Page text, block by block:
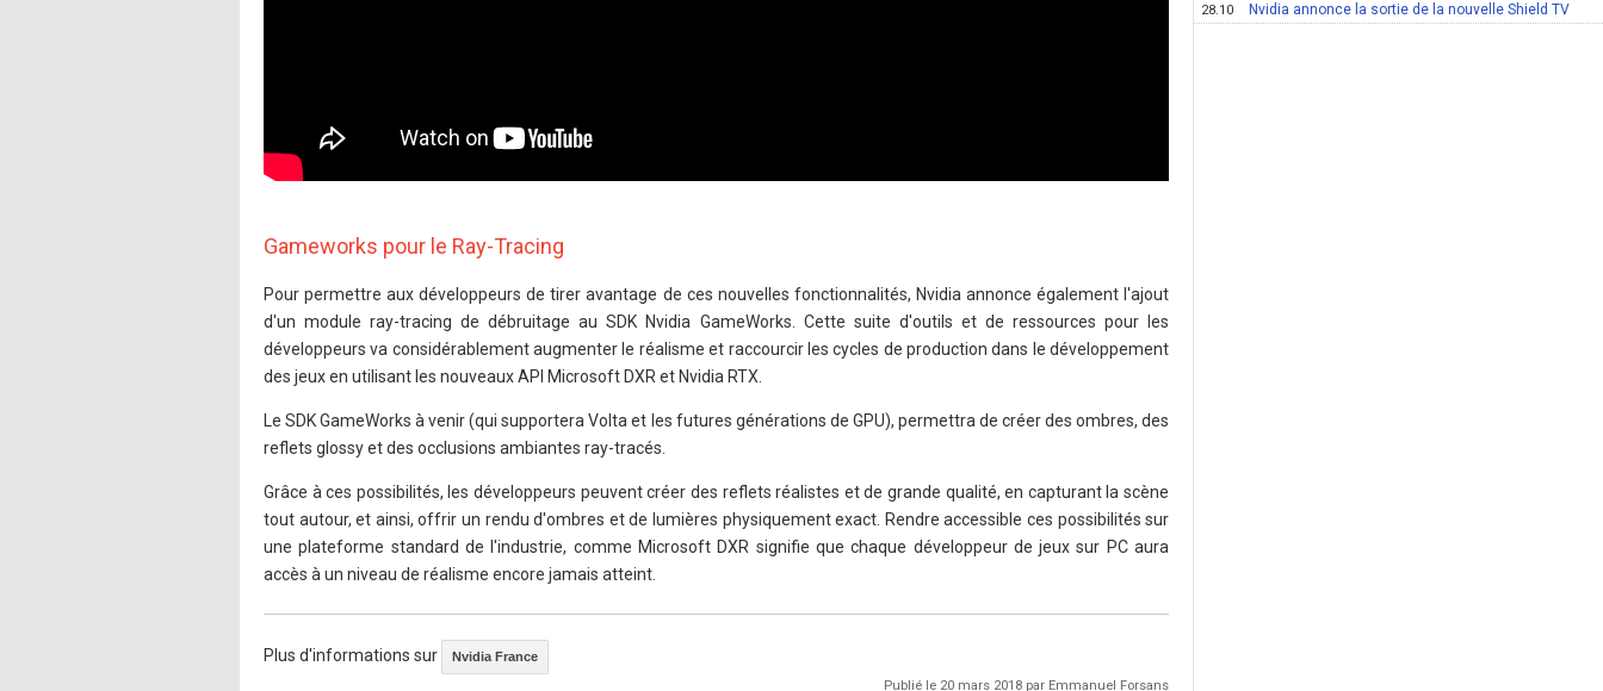
Gameworks pour le Ray-Tracing
Pour permettre aux développeurs de tirer avantage de ces nouvelles fonctionnalités, Nvidia annonce également l'ajout
d'un module ray-tracing de débruitage au SDK Nvidia GameWorks. Cette suite d'outils et de ressources pour les
développeurs va considérablement augmenter le réalisme et raccourcir les cycles de production dans le développement
des jeux en utilisant les nouveaux API Microsoft DXR et Nvidia RTX.
Le SDK GameWorks à venir (qui supportera Volta et les futures générations de GPU), permettra de créer des ombres, des
reflets glossy et des occlusions ambiantes ray-tracés.
Grâce à ces possibilités, les développeurs peuvent créer des reflets réalistes et de grande qualité, en capturant la scène
tout autour, et ainsi, offrir un rendu d'ombres et de lumières physiquement exact. Rendre accessible ces possibilités sur
une plateforme standard de l'industrie, comme Microsoft DXR signifie que chaque développeur de jeux sur PC aura
accès à un niveau de réalisme encore jamais atteint.
Plus d'informations sur Nvidia France
Publié le 20 mars 2018 par Emmanuel Forsans
28.10 Nvidia annonce la sortie de la nouvelle Shield TV